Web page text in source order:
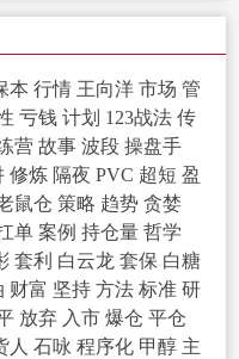
本 行情 王向洋 市场 管
亏钱 计划 123战法 传
营 故事 波段 操盘手
修炼 隔夜 PVC 超短 盈
鼠仓 策略 趋势 贪婪
单 案例 持仓量 哲学
套利 白云龙 套保 白糖
财富 坚持 方法 标准 研
放弃 入市 爆仓 平仓
人 石咏 程序化 甲醇 主